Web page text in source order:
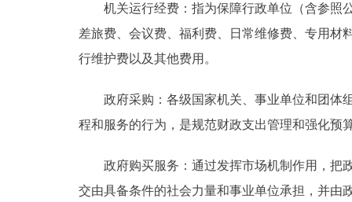
机关运行经费：指为保障行政单位（含参照公
差旅费、会议费、福利费、日常维修费、专用材
行维护费以及其他费用。
政府采购：各级国家机关、事业单位和团体组
程和服务的行为，是规范财政支出管理和强化预
政府购买服务：通过发挥市场机制作用，把政
交由具备条件的社会力量和事业单位承担，并由